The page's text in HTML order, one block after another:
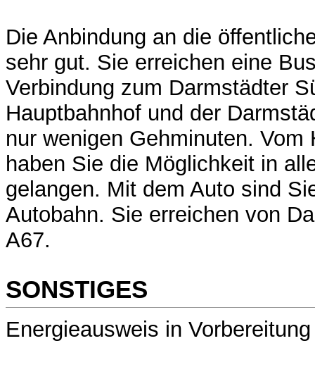
Die Anbindung an die
sehr gut. Sie erreichen eine
Verbindung zum Darmstädter
Hauptbahnhof und der
nur wenigen Gehminuten. Vom
haben Sie die Möglichkeit in
gelangen. Mit dem Auto sind
Autobahn. Sie erreichen von
A67.
SONSTIGES
Energieausweis in Vorbereitung